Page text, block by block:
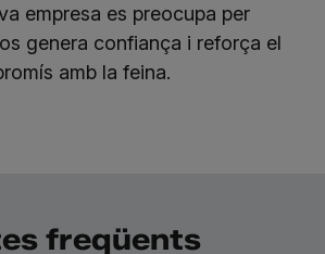
empresa es preocupa per
genera confiança i reforça el
amb la feina.
freqüents